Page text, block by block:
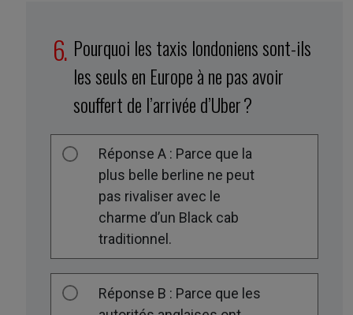
Pourquoi les taxis londoniens sont-ils
les seuls en Europe à ne pas avoir
souffert de l’arrivée d’Uber ?
Réponse A : Parce que la
plus belle berline ne peut
pas rivaliser avec le
charme d’un Black cab
traditionnel.
Réponse B : Parce que les